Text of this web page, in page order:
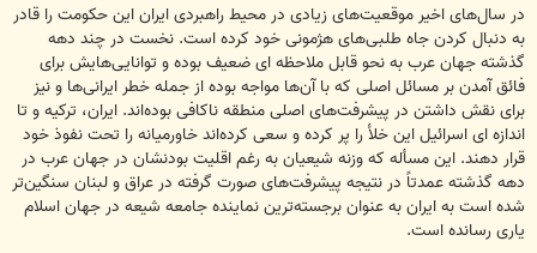
در سال‌های اخیر موقعیت‌های زیادی در محیط راهبردی ایران این حکومت را قادر
به دنبال کردن جاه طلبی‌های هژمونی خود کرده است. نخست در چند دهه
گذشته جهان عرب به نحو قابل ملاحظه ای ضعیف بوده و توانایی‌هایش برای
فائق آمدن بر مسائل اصلی که با آن‌ها مواجه بوده از جمله خطر ایرانی‌ها و نیز
برای نقش داشتن در پیشرفت‌های اصلی منطقه ناکافی بوده‌اند. ایران، ترکیه و تا
اندازه ای اسرائیل این خلأ را پر کرده و سعی کرده‌اند خاورمیانه را تحت نفوذ خود
قرار دهند. این مسأله که وزنه شیعیان به رغم اقلیت بودنشان در جهان عرب در
دهه گذشته عمدتاً در نتیجه پیشرفت‌های صورت گرفته در عراق و لبنان سنگین‌تر
شده است به ایران به عنوان برجسته‌ترین نماینده جامعه شیعه در جهان اسلام
یاری رسانده است.